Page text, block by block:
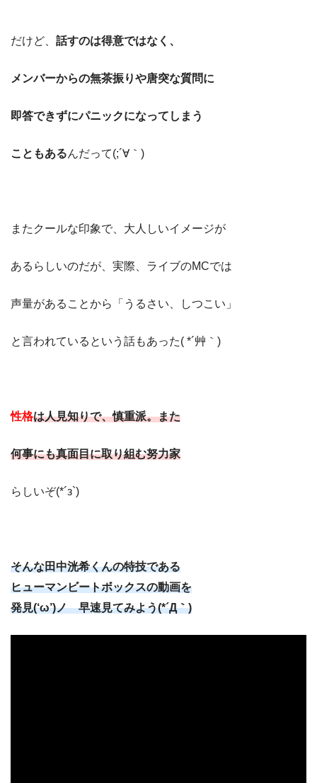
だけど、 話すのは得意ではなく、
メンバーからの無茶振りや唐突な質問に
即答できずにパニックになってしまう
こともあるんだって(;´∀｀)
またクールな印象で、大人しいイメージが
あるらしいのだが、実際、ライブのMCでは
声量があることから「うるさい、しつこい」
と言われているという話もあった( *´艸｀)
性格は人見知りで、慎重派。また
何事にも真面目に取り組む努力家
らしいぞ(*´з`)
そんな田中洸希くんの特技である
ヒューマンビートボックスの動画を
発見(‘ω’)ノ 早速見てみよう(*´Д｀)